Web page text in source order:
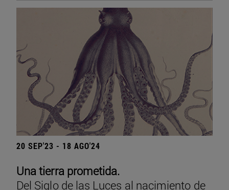
20 SEP'23 - 18 AGO'24
Una tierra prometida.
Del Siglo de las Luces al nacimiento de